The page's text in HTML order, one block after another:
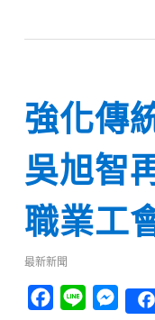
強化傳
吳旭智
職業工
最新新聞
Facebook
Line